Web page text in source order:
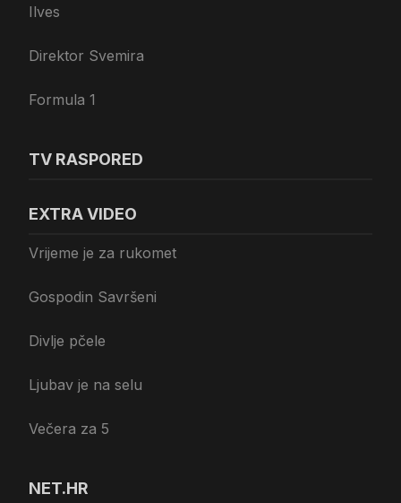
Ilves
Direktor Svemira
Formula 1
TV RASPORED
EXTRA VIDEO
Vrijeme je za rukomet
Gospodin Savršeni
Divlje pčele
Ljubav je na selu
Večera za 5
NET.HR